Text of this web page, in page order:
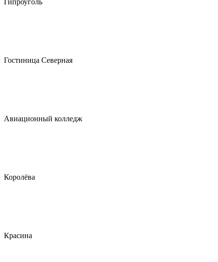
Гипроуголь
Гостиница Северная
Авиационный колледж
Королёва
Красина